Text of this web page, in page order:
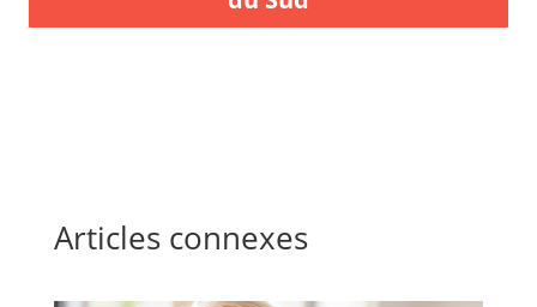
Articles connexes